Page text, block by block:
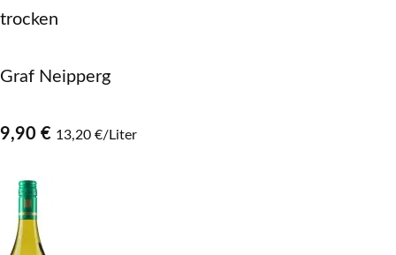
trocken
Graf Neipperg
9,90 € 13,20 €/Liter